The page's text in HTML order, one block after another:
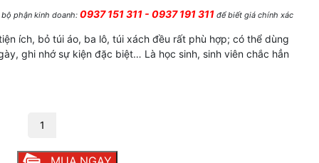
phận kinh doanh: 0937 151 311 - 0937 191 311 để biết giá chính xác
ích, bỏ túi áo, ba lô, túi xách đều rất phù hợp; có thể dùng
ghi nhớ sự kiện đặc biệt… Là học sinh, sinh viên chắc hẳn